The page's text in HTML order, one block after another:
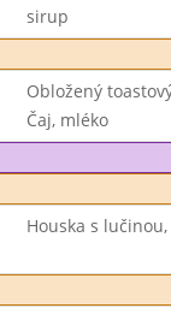
sirup
Obložený
Čaj, mléko
Houska s